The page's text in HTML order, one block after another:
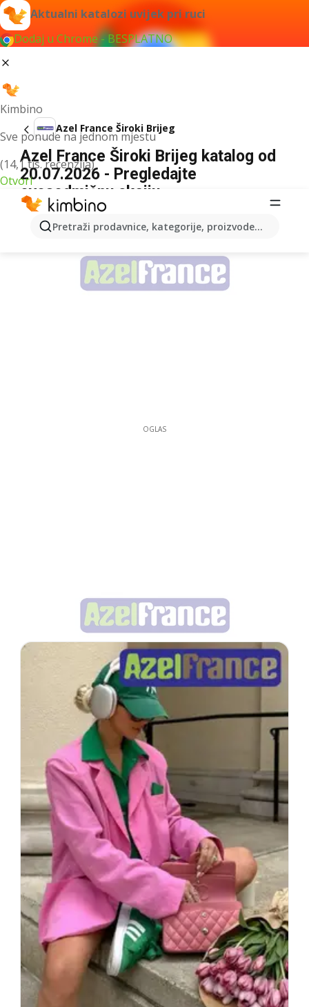
Aktualni katalozi uvijek pri ruci
Dodaj u Chrome - BESPLATNO
Kimbino
Sve ponude na jednom mjestu
(14,1 tis. recenzija)
Otvori
Pretraži prodavnice, kategorije, proizvode...
Azel France Široki Brijeg
Azel France Široki Brijeg katalog od
20.07.2026 - Pregledajte
ovosedmičnu akciju
OGLAS